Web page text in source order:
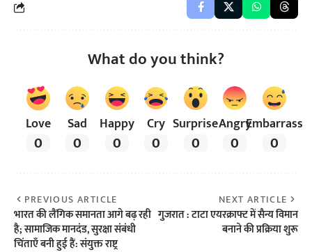
What do you think?
Love
0
Sad
0
Happy
0
Cry
0
Surprise
0
Angry
0
Embarrass
0
PREVIOUS ARTICLE
भारत की लैंगिक समानता आगे बढ़ रही
है; सामाजिक मानदंड, सुरक्षा संबंधी
चिंताएँ बनी हुई हैं: संयुक्त राष्ट्र
NEXT ARTICLE
गुजरात : टाटा एयरक्राफ्ट में सैन्य विमान
बनाने की प्रक्रिया शुरू